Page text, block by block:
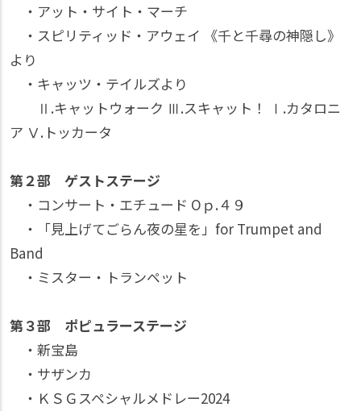
・アット・サイト・マーチ
・スピリティッド・アウェイ 《千と千尋の神隠し》
より
・キャッツ・テイルズより
Ⅱ.キャットウォーク Ⅲ.スキャット！ Ⅰ.カタロニ
ア Ⅴ.トッカータ
第２部 ゲストステージ
・コンサート・エチュード Оｐ.４９
・「見上げてごらん夜の星を」for Trumpet and
Band
・ミスター・トランペット
第３部 ポピュラーステージ
・新宝島
・サザンカ
・ＫＳＧスペシャルメドレー2024